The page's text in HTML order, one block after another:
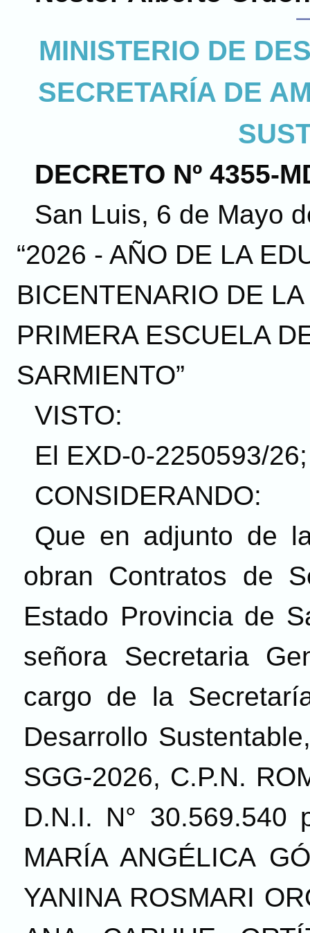
MINISTERIO DE
SECRETARÍA DE
DECRETO Nº 4355-
San Luis, 6 de Mayo
“2026 - AÑO DE LA
BICENTENARIO DE
PRIMERA ESCUELA
SARMIENTO”
VISTO:
El EXD-0-2250593/
CONSIDERANDO:
Que en adjunto de
obran Contratos de
Estado Provincia de
señora Secretaria
cargo de la
Desarrollo
SGG-2026, C.P.N.
D.N.I. N°
MARÍA ANGÉLICA
YANINA ROSMARI